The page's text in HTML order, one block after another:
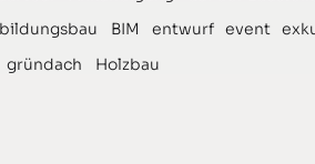
bildungsbau BIM entwurf event
gründach Holzbau